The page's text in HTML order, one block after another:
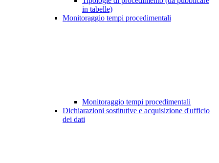
in tabelle)
Monitoraggio tempi procedimentali
Monitoraggio tempi procedimentali
Dichiarazioni sostitutive e acquisizione d'ufficio
dei dati